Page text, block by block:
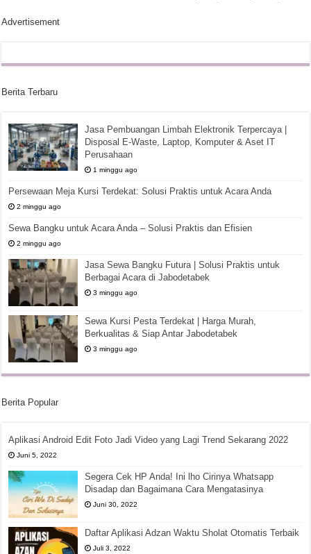
Advertisement
Berita Terbaru
Jasa Pembuangan Limbah Elektronik Terpercaya |
Disposal E-Waste, Laptop, Komputer & Aset IT
Perusahaan
1 minggu ago
Persewaan Meja Kursi Terdekat: Solusi Praktis untuk Acara Anda
2 minggu ago
Sewa Bangku untuk Acara Anda – Solusi Praktis dan Efisien
2 minggu ago
Jasa Sewa Bangku Futura | Solusi Praktis untuk
Berbagai Acara di Jabodetabek
3 minggu ago
Sewa Kursi Pesta Terdekat | Harga Murah,
Berkualitas & Siap Antar Jabodetabek
3 minggu ago
Berita Popular
Aplikasi Android Edit Foto Jadi Video yang Lagi Trend Sekarang 2022
Juni 5, 2022
Segera Cek HP Anda! Ini lho Cirinya Whatsapp
Disadap dan Bagaimana Cara Mengatasinya
Juni 30, 2022
Daftar Aplikasi Adzan Waktu Sholat Otomatis Terbaik
Juli 3, 2022